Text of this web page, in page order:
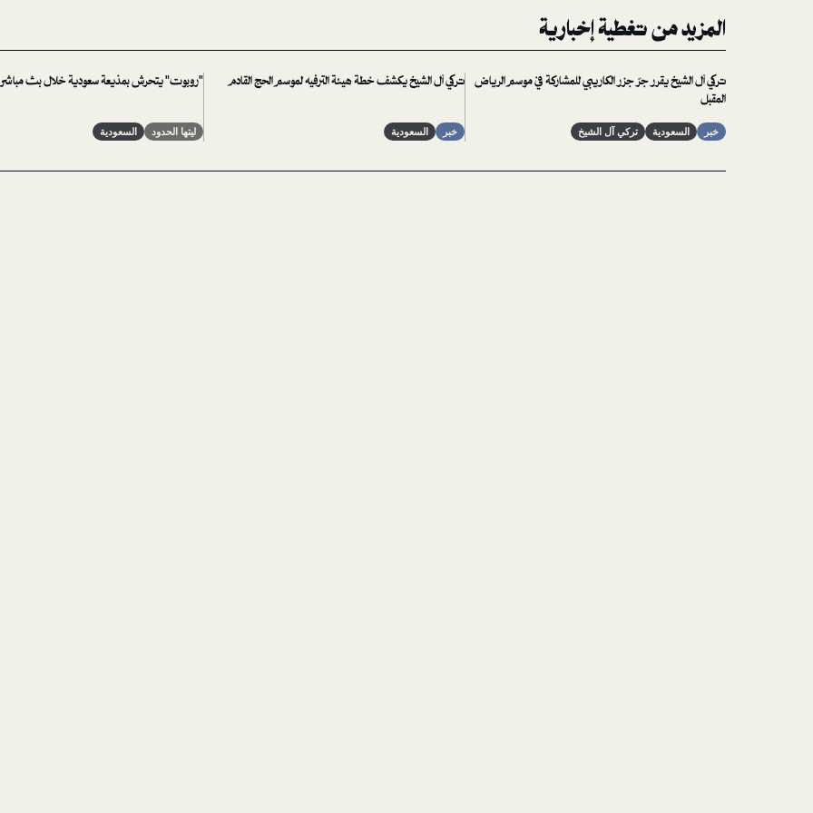
المزيد من تغطية إخبارية
تركي آل الشيخ يقرر جرّ جزر الكاريبي للمشاركة في موسم الرياض
المقبل
خبر السعودية تركي آل الشيخ
تركي آل الشيخ يكشف خطة هيئة الترفيه لموسم الحج القادم
خبر السعودية
"روبوت" يتحرش بمذيعة سعودية خلال بث مباشر
ليتها الحدود السعودية